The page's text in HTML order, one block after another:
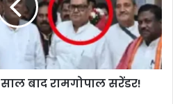
साल बाद रामगोपाल सरेंडर!